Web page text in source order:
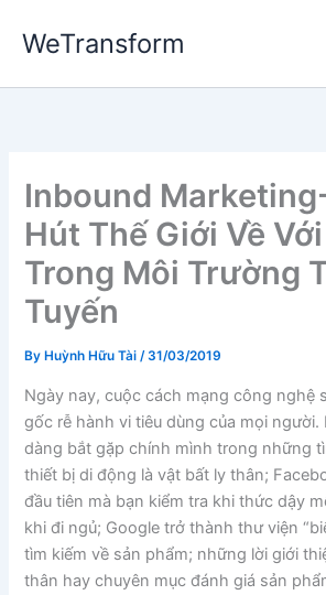
WeTransform
Inbound Marketing
Hút Thế Giới Về
Trong Môi Trường
Tuyến
By Huỳnh Hữu Tài/31/03/2019
Ngày nay, cuộc cách mạng công nghệ
gốc rễ hành vi tiêu dùng của mọi người.
dàng bắt gặp chính mình trong những
thiết bị di động là vật bất ly thân;
đầu tiên mà bạn kiểm tra khi thức dậy
khi đi ngủ; Google trở thành thư viện
tìm kiếm về sản phẩm; những lời giới
thân hay chuyên mục đánh giá sản